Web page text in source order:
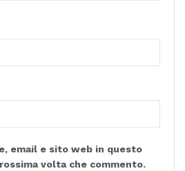
email e sito web in questo
volta che commento.